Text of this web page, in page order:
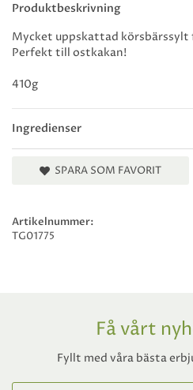
Produktbeskrivning
Ingredienser
Mycket uppskattad körsbärssylt
Perfekt till ostkakan!
410g
SPARA SOM FAVORIT
Artikelnummer:
TG01775
Få vårt
Fyllt med våra bästa